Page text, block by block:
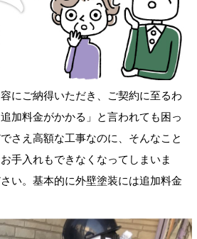
にご納得いただき、ご契約に至るわ
加料金がかかる」と言われても困っ
さえ高額な工事なのに、そんなこと
手入れもできなくなってしまいま
い。基本的に外壁塗装には追加料金